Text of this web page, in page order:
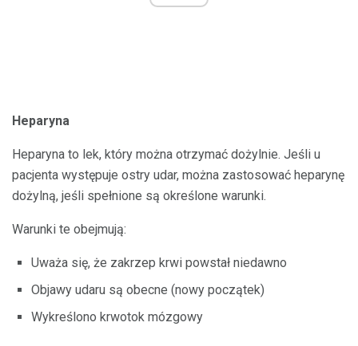
Heparyna
Heparyna to lek, który można otrzymać dożylnie. Jeśli u
pacjenta występuje ostry udar, można zastosować heparynę
dożylną, jeśli spełnione są określone warunki.
Warunki te obejmują:
Uważa się, że zakrzep krwi powstał niedawno
Objawy udaru są obecne (nowy początek)
Wykreślono krwotok mózgowy